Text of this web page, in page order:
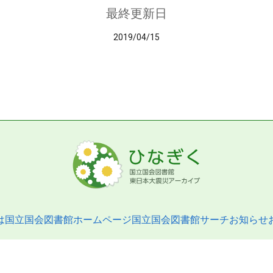
最終更新日
2019/04/15
国立国会図書館ホームページ国立国会図書館サーチお知らせ